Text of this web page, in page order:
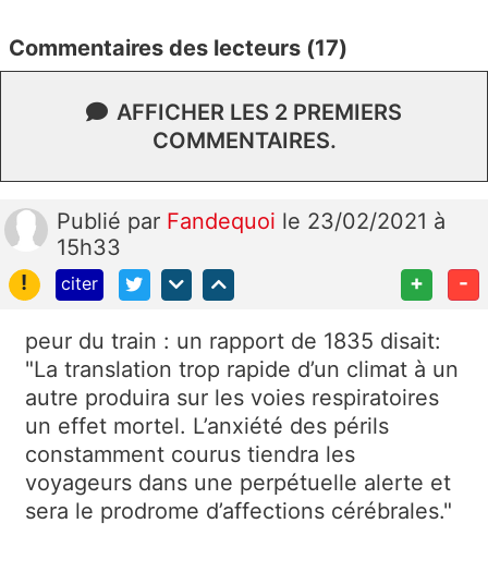
Commentaires des lecteurs (17)
AFFICHER LES 2 PREMIERS
COMMENTAIRES.
Publié par Fandequoi le 23/02/2021 à
15h33
!
citer + -
peur du train : un rapport de 1835 disait:
"La translation trop rapide d’un climat à un
autre produira sur les voies respiratoires
un effet mortel. L’anxiété des périls
constamment courus tiendra les
voyageurs dans une perpétuelle alerte et
sera le prodrome d’affections cérébrales."